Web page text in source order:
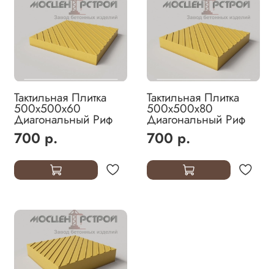
Тактильная Плитка
500х500х60
Диагональный Риф
700 р.
Тактильная Плитка
500х500х80
Диагональный Риф
700 р.